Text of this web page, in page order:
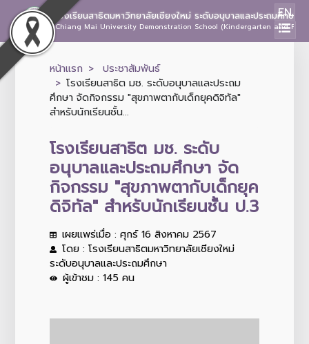
โรงเรียนสาธิตมหาวิทยาลัยเชียงใหม่ ระดับอนุบาลและประถมศึกษา
Chiang Mai University Demonstration School (Kindergarten and
EN
หน้าแรก
ประชาสัมพันธ์
โรงเรียนสาธิต มช. ระดับอนุบาลและประถม
ศึกษา จัดกิจกรรม "สุขภาพตากับเด็กยุคดิจิทัล"
สำหรับนักเรียนชั้น...
โรงเรียนสาธิต มช. ระดับ
อนุบาลและประถมศึกษา จัด
กิจกรรม "สุขภาพตากับเด็กยุค
ดิจิทัล" สำหรับนักเรียนชั้น ป.3
เผยแพร่เมื่อ : ศุกร์ 16 สิงหาคม 2567
โดย : โรงเรียนสาธิตมหาวิทยาลัยเชียงใหม่
ระดับอนุบาลและประถมศึกษา
ผู้เข้าชม : 145 คน